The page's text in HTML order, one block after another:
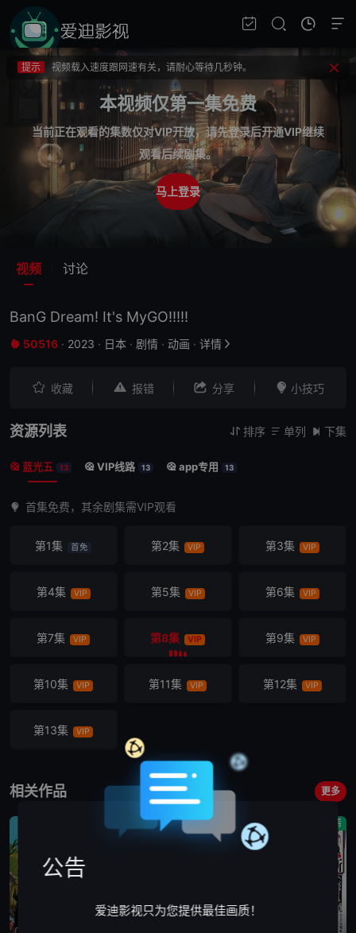
提示
提示
如果无法播放请重新刷新页面，或者切换线路。
提示
视频载入速度跟网速有关，请耐心等待几秒钟。
不要轻易相信视频中的广告，谨防上当受骗!
本视频仅第一集免费
当前正在观看的集数仅对VIP开放，请先登录后开通VIP继续
观看后续剧集。
马上登录
视频 讨论
BanG Dream! It's MyGO!!!!!
 50516 · 2023 · 日本 · 剧情 · 动画 · 详情 
 收藏  报错  分享  小技巧
资源列表  排序  单列  下集
 蓝光五 13  VIP线路 13  app专用 13
首集免费，其余剧集需VIP观看
第1集 首免 第2集 VIP 第3集 VIP
第4集 VIP 第5集 VIP 第6集 VIP
第7集 VIP 第8集 VIP 第9集 VIP
第10集 VIP 第11集 VIP 第12集 VIP
第13集 VIP
相关作品 更多
剧情 动画 剧情
公告
爱迪影视只为您提供最佳画质！